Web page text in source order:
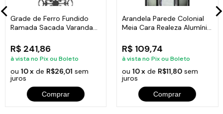
Grade de Ferro Fundido
Ramada Sacada Varanda
R$ 241,86
à vista no Pix ou Boleto
ou 10 xde R$26,01 sem
juros
Comprar
Arandela Parede Colonial
Meia Cara Realeza Alumínio
R$ 109,74
à vista no Pix ou Boleto
ou 10 xde R$11,80sem
juros
Comprar